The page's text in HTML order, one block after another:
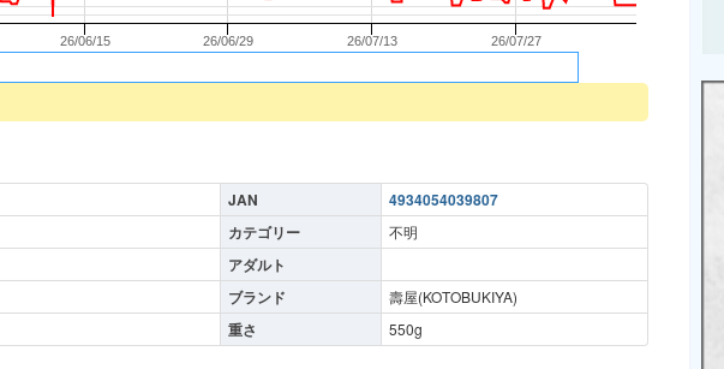
26/06/15 26/06/29 26/07/13 26/07/27
JAN
4934054039807
カテゴリー 不明
アダルト
ブランド 壽屋(KOTOBUKIYA)
重さ 550g